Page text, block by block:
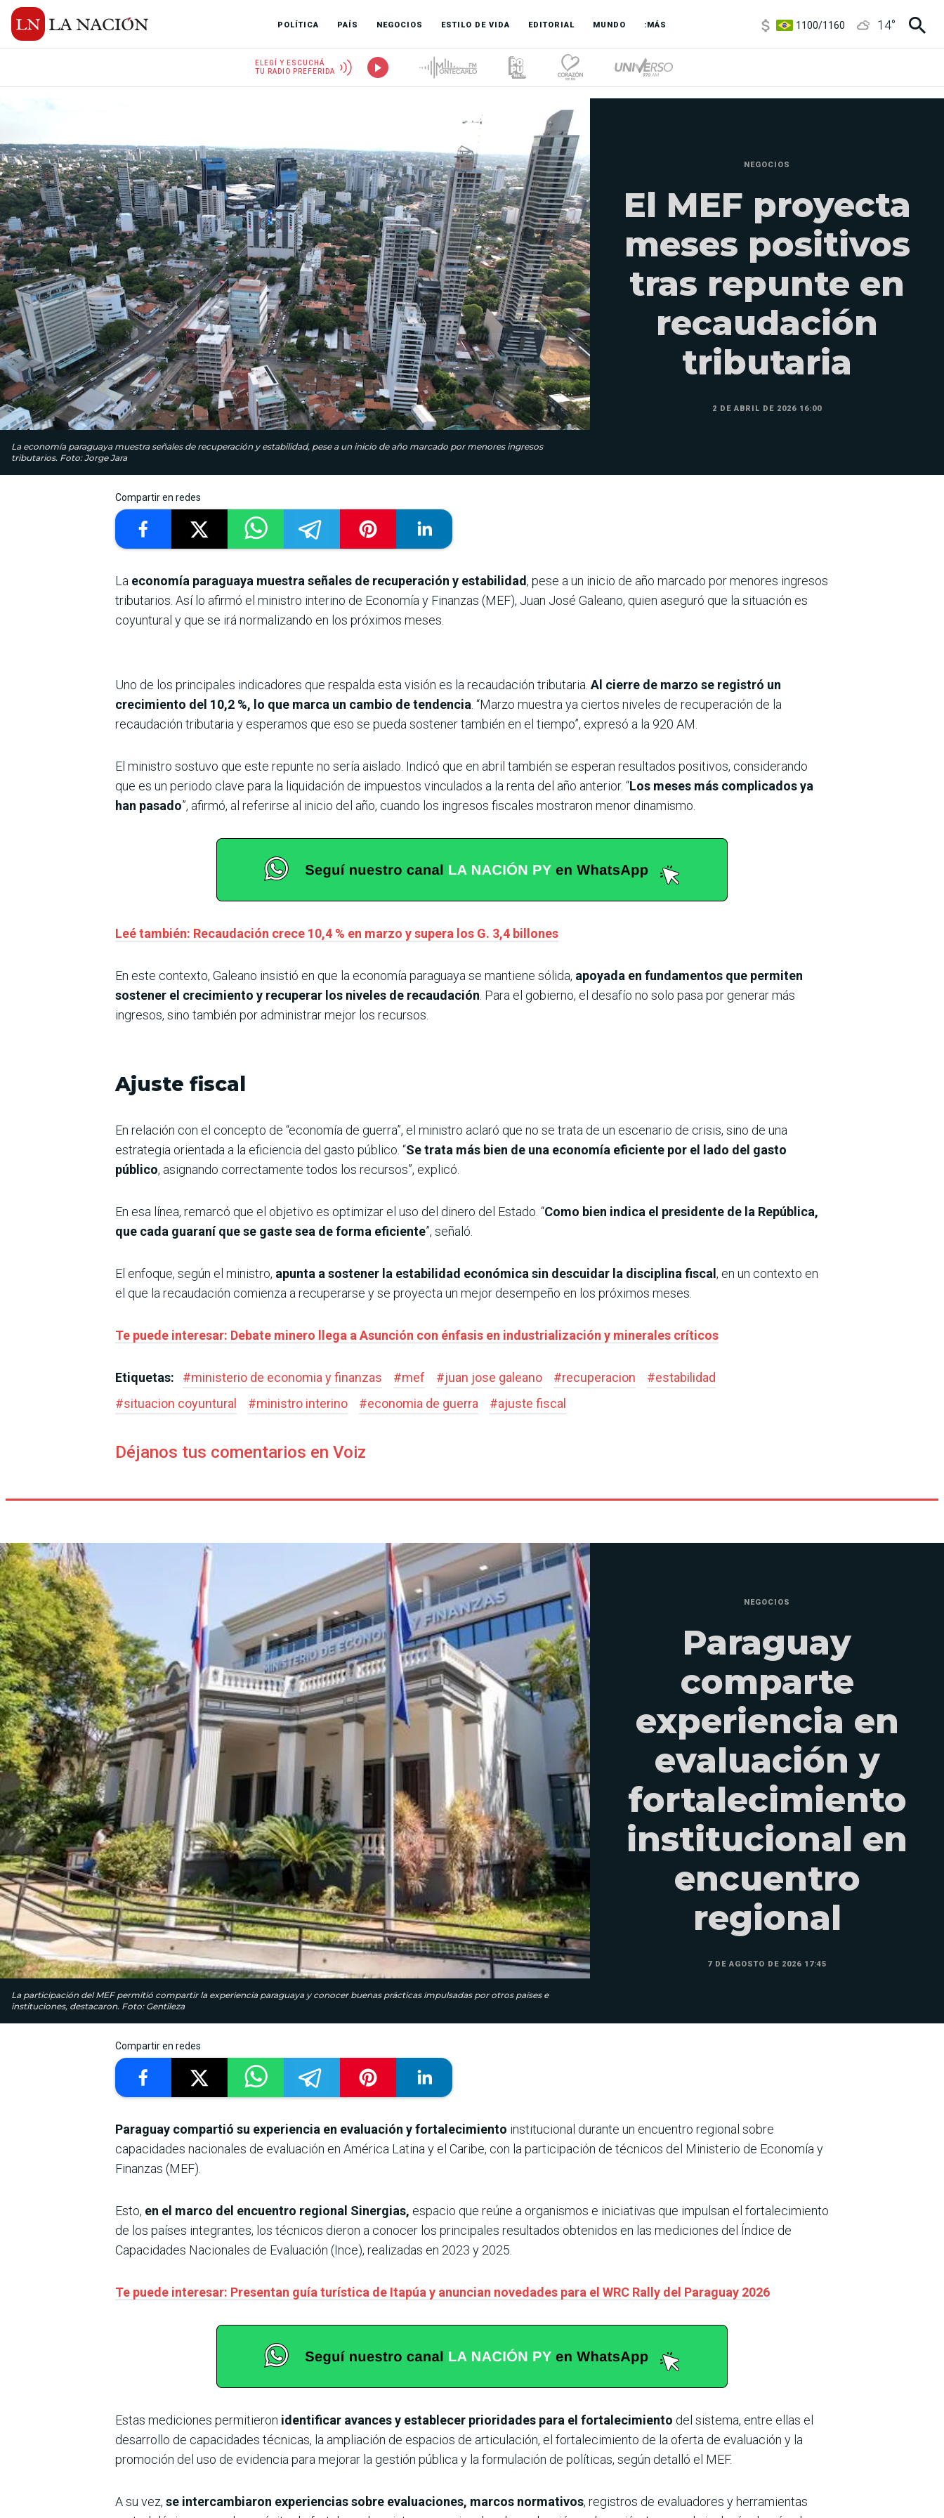
POLÍTICA PAÍS NEGOCIOS ESTILO DE VIDA EDITORIAL MUNDO :MÁS
3,8/4
14°
ELEGÍ Y ESCUCHÁ
TU RADIO PREFERIDA
La economía paraguaya muestra señales de recuperación y estabilidad, pese a un inicio de año marcado por menores ingresos
tributarios. Foto: Jorge Jara
NEGOCIOS
El MEF proyecta
meses positivos
tras repunte en
recaudación
tributaria
2 DE ABRIL DE 2026 16:00
Compartir en redes
La economía paraguaya muestra señales de recuperación y estabilidad, pese a un inicio de año marcado por menores ingresos
tributarios. Así lo afirmó el ministro interino de Economía y Finanzas (MEF), Juan José Galeano, quien aseguró que la situación es
coyuntural y que se irá normalizando en los próximos meses.
Uno de los principales indicadores que respalda esta visión es la recaudación tributaria. Al cierre de marzo se registró un
crecimiento del 10,2 %, lo que marca un cambio de tendencia. “Marzo muestra ya ciertos niveles de recuperación de la
recaudación tributaria y esperamos que eso se pueda sostener también en el tiempo”, expresó a la 920 AM.
El ministro sostuvo que este repunte no sería aislado. Indicó que en abril también se esperan resultados positivos, considerando
que es un periodo clave para la liquidación de impuestos vinculados a la renta del año anterior. “Los meses más complicados ya
han pasado”, afirmó, al referirse al inicio del año, cuando los ingresos fiscales mostraron menor dinamismo.
Leé también: Recaudación crece 10,4 % en marzo y supera los G. 3,4 billones
En este contexto, Galeano insistió en que la economía paraguaya se mantiene sólida, apoyada en fundamentos que permiten
sostener el crecimiento y recuperar los niveles de recaudación. Para el gobierno, el desafío no solo pasa por generar más
ingresos, sino también por administrar mejor los recursos.
Ajuste fiscal
En relación con el concepto de “economía de guerra”, el ministro aclaró que no se trata de un escenario de crisis, sino de una
estrategia orientada a la eficiencia del gasto público. “Se trata más bien de una economía eficiente por el lado del gasto
público, asignando correctamente todos los recursos”, explicó.
En esa línea, remarcó que el objetivo es optimizar el uso del dinero del Estado. “Como bien indica el presidente de la República,
que cada guaraní que se gaste sea de forma eficiente”, señaló.
El enfoque, según el ministro, apunta a sostener la estabilidad económica sin descuidar la disciplina fiscal , en un contexto en
el que la recaudación comienza a recuperarse y se proyecta un mejor desempeño en los próximos meses.
Te puede interesar: Debate minero llega a Asunción con énfasis en industrialización y minerales críticos
Etiquetas: #ministerio de economia y finanzas #mef #juan jose galeano #recuperacion #estabilidad
#situacion coyuntural #ministro interino #economia de guerra #ajuste fiscal
Déjanos tus comentarios en Voiz
La participación del MEF permitió compartir la experiencia paraguaya y conocer buenas prácticas impulsadas por otros países e
instituciones, destacaron. Foto: Gentileza
NEGOCIOS
Paraguay
comparte
experiencia en
evaluación y
fortalecimiento
institucional en
encuentro
regional
7 DE AGOSTO DE 2026 17:45
Compartir en redes
Paraguay compartió su experiencia en evaluación y fortalecimiento institucional durante un encuentro regional sobre
capacidades nacionales de evaluación en América Latina y el Caribe, con la participación de técnicos del Ministerio de Economía y
Finanzas (MEF).
Esto, en el marco del encuentro regional Sinergias, espacio que reúne a organismos e iniciativas que impulsan el fortalecimiento
de los países integrantes, los técnicos dieron a conocer los principales resultados obtenidos en las mediciones del Índice de
Capacidades Nacionales de Evaluación (Ince), realizadas en 2023 y 2025.
Te puede interesar: Presentan guía turística de Itapúa y anuncian novedades para el WRC Rally del Paraguay 2026
Estas mediciones permitieron identificar avances y establecer prioridades para el fortalecimiento del sistema, entre ellas el
desarrollo de capacidades técnicas, la ampliación de espacios de articulación, el fortalecimiento de la oferta de evaluación y la
promoción del uso de evidencia para mejorar la gestión pública y la formulación de políticas, según detalló el MEF.
A su vez, se intercambiaron experiencias sobre evaluaciones, marcos normativos, registros de evaluadores y herramientas